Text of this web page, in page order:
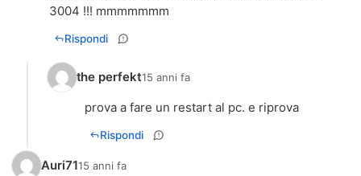
3004 !!! mmmmmmm
Rispondi
the perfekt15 anni fa
prova a fare un restart al pc. e riprova
Rispondi
Auri7115 anni fa